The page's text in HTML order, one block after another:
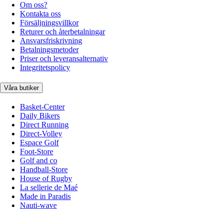
Om oss?
Kontakta oss
Försäljningsvillkor
Returer och återbetalningar
Ansvarsfriskrivning
Betalningsmetoder
Priser och leveransalternativ
Integritetspolicy
Våra butiker
Basket-Center
Daily Bikers
Direct Running
Direct-Volley
Espace Golf
Foot-Store
Golf and co
Handball-Store
House of Rugby
La sellerie de Maé
Made in Paradis
Nauti-wave